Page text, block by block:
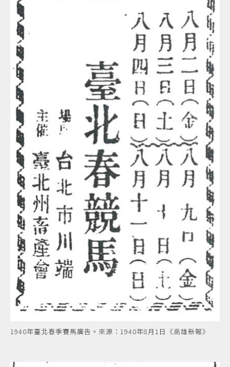
1940年臺北春季賽馬廣告。來源：1940年8月1日《高雄新報》